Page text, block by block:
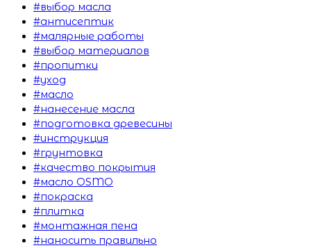
#выбор масла
#антисептик
#малярные работы
#выбор материалов
#пропитки
#уход
#масло
#нанесение масла
#подготовка древесины
#инструкция
#грунтовка
#качество покрытия
#масло OSMO
#покраска
#плитка
#монтажная пена
#наносить правильно